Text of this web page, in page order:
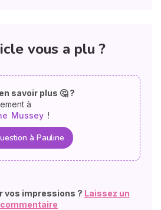
vous a plu ?
savoir plus 🤔 ?
à
Mussey !
à Pauline
vos impressions ? Laissez un
commentaire